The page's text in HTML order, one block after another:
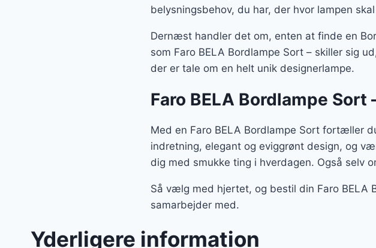
belysningsbehov, du har, der hvor lampen
Dernæst handler det om, enten at finde en
som Faro BELA Bordlampe Sort – skiller sig
der er tale om en helt unik designerlampe.
Faro BELA Bordlampe
Med en Faro BELA Bordlampe Sort fortæller
indretning, elegant og eviggrønt design, og
dig med smukke ting i hverdagen. Også selv
Så vælg med hjertet, og bestil din Faro BELA
samarbejder med.
Yderligere information